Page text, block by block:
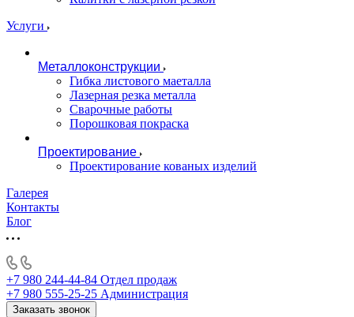
Услуги
Металлоконструкции
Гибка листового маеталла
Лазерная резка металла
Сварочные работы
Порошковая покраска
Проектирование
Проектирование кованых изделий
Галерея
Контакты
Блог
+7 980 244-44-84 Отдел продаж
+7 980 555-25-25 Администрация
Заказать звонок